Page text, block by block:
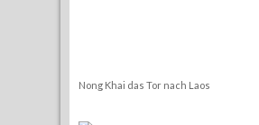
Nong Khai das Tor nach Laos